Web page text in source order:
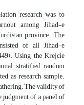
research was to
among Jihad-e
province. The
of all Jihad-e
Using the Krejcie
stratified random
as research sample.
The validity of
of a panel of